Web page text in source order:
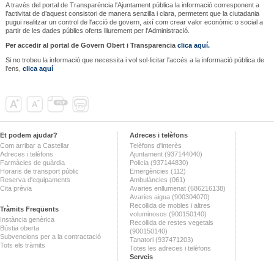
A través del portal de Transparència l'Ajuntament pública la informació corresponent a
l’activitat de d’aquest consistori de manera senzilla i clara, permetent que la ciutadania
pugui realitzar un control de l'acció de govern, així com crear valor econòmic o social a
partir de les dades públics oferts lliurement per l'Administració.
Per accedir al portal de Govern Obert i Transparencia clica aquí.
Si no trobeu la informació que necessita i vol sol·licitar l'accés a la informació pública de
l'ens, clica aquí
Et podem ajudar?
Com arribar a Castellar
Adreces i telèfons
Farmàcies de guàrdia
Horaris de transport públic
Reserva d'equipaments
Cita prèvia
Tràmits Freqüents
Instància genèrica
Bústia oberta
Subvencions per a la contractació
Tots els tràmits
Adreces i telèfons
Telèfons d'interès
Ajuntament (937144040)
Policia (937144830)
Emergències (112)
Ambulàncies (061)
Avaries enllumenat (686216138)
Avaries aigua (900304070)
Recollida de mobles i altres
voluminosos (900150140)
Recollida de restes vegetals
(900150140)
Tanatori (937471203)
Totes les adreces i telèfons
Serveis